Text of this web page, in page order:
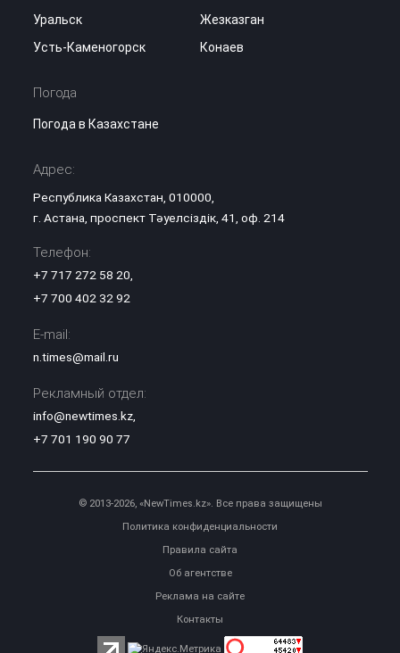
Уральск
Жезказган
Усть-Каменогорск
Конаев
Погода
Погода в Казахстане
Адрес:
Республика Казахстан, 010000,
г. Астана, проспект Тәуелсіздік, 41, оф. 214
Телефон:
+7 717 272 58 20
+7 700 402 32 92
E-mail:
n.times@mail.ru
Рекламный отдел:
info@newtimes.kz,
+7 701 190 90 77
© 2013-2026, «NewTimes.kz». Все права защищены
Политика конфиденциальности
Правила сайта
Об агентстве
Реклама на сайте
Контакты